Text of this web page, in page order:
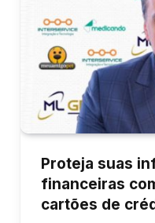
Proteja suas
financeiras
cartões de